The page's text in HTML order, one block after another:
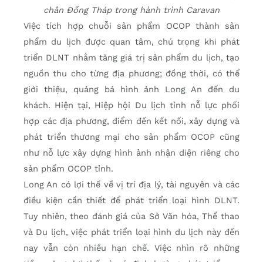
chân Đồng Tháp trong hành trình Caravan
Việc tích hợp chuỗi sản phẩm OCOP thành sản
phẩm du lịch được quan tâm, chú trọng khi phát
triển DLNT nhằm tăng giá trị sản phẩm du lịch, tạo
nguồn thu cho từng địa phương; đồng thời, có thể
giới thiệu, quảng bá hình ảnh Long An đến du
khách. Hiện tại, Hiệp hội Du lịch tỉnh nỗ lực phối
hợp các địa phương, điểm đến kết nối, xây dựng và
phát triển thương mại cho sản phẩm OCOP cũng
như nỗ lực xây dựng hình ảnh nhận diện riêng cho
sản phẩm OCOP tỉnh.
Long An có lợi thế về vị trí địa lý, tài nguyên và các
điều kiện cần thiết để phát triển loại hình DLNT.
Tuy nhiên, theo đánh giá của Sở Văn hóa, Thể thao
và Du lịch, việc phát triển loại hình du lịch này đến
nay vẫn còn nhiều hạn chế. Việc nhìn rõ những